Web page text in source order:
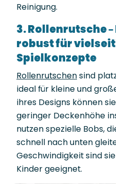
Reinigung.
3. Rollenrutsche
robust für
Spielkonzepte
Rollenrutschensind
ideal für kleine und
ihres Designs können
geringer Deckenhöhe
nutzen spezielle Bobs,
schnell nach unten
Geschwindigkeit sind
Kinder geeignet.